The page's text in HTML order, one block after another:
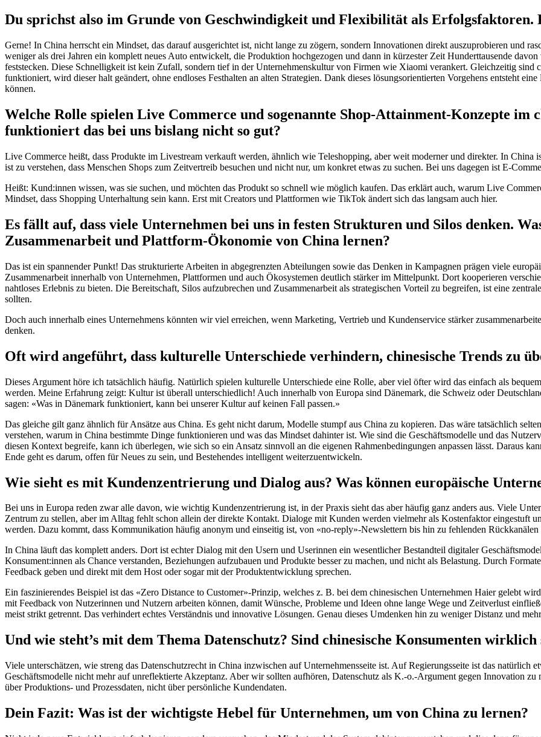
Du sprichst also im Grunde von Geschwindigkeit und Flexibilität als Erfolgsfaktoren.
Gerne! In China herrscht ein Mindset, das darauf ausgerichtet ist, nicht lange zu zögern, sondern Innovationen direkt auszuprobieren und
weniger als drei Jahren ein komplett neues Auto entwickelt, die Produktion hochgezogen und dann in kürzester Zeit Hunderttausende
feststecken. Diese Schnelligkeit ist kein Zufall, sondern tief in der Unternehmenskultur von Firmen wie Xiaomi verankert. Gleichzeitig sind
funktioniert, wird dieser halt geändert, ohne endloses Festhalten an alten Strategien. Dank dieses lösungsorientierten Vorgehens entsteht
können.
Welche Rolle spielen Live Commerce und sogenannte Shop-Attainment-Konzepte im
funktioniert das bei uns bislang nicht so gut?
Live Commerce heißt, dass Produkte im Livestream verkauft werden, ähnlich wie Teleshopping, aber weit moderner und direkter. In
ist zu verstehen, dass Menschen Shops zum Zeitvertreib besuchen und nicht nur, um konkret etwas zu suchen. Bei uns dagegen ist E-
Heißt: Kund:innen wissen, was sie suchen, und möchten das Produkt so schnell wie möglich kaufen. Das erklärt auch, warum Live
Mindset, dass Shopping Unterhaltung sein kann. Erst mit Creators und Plattformen wie TikTok ändert sich das langsam auch hier.
Es fällt auf, dass viele Unternehmen bei uns in festen Strukturen und Silos denken.
Zusammenarbeit und Plattform-Ökonomie von China lernen?
Das ist ein spannender Punkt! Das strukturierte Arbeiten in abgegrenzten Abteilungen sowie das Denken in Kampagnen prägen viele
Zusammenarbeit innerhalb von Unternehmen, Plattformen und auch Ökosystemen deutlich stärker im Mittelpunkt. Dort kooperieren
nahtloses Erlebnis zu bieten. Die Bereitschaft, Silos aufzubrechen und Zusammenarbeit als strategischen Vorteil zu begreifen, ist eine
sollten.
Doch auch innerhalb eines Unternehmens könnten wir viel erreichen, wenn Marketing, Vertrieb und Kundenservice stärker
denken.
Oft wird angeführt, dass kulturelle Unterschiede verhindern, chinesische Trends zu
Dieses Argument höre ich tatsächlich häufig. Natürlich spielen kulturelle Unterschiede eine Rolle, aber viel öfter wird das einfach als
werden. Meine Erfahrung zeigt: Kultur ist überall unterschiedlich! Auch innerhalb von Europa sind Dänemark, die Schweiz oder
sagen: «Was in Dänemark funktioniert, kann bei unserer Kultur auf keinen Fall passen.»
Das gleiche gilt ganz ähnlich für Ansätze aus China. Es geht nicht darum, Modelle stumpf aus China zu kopieren. Das wäre tatsächlich
verstehen, warum in China bestimmte Dinge funktionieren und was das Mindset dahinter ist. Wie sind die Geschäftsmodelle und das
diesen Kontext begreife, kann ich überlegen, wie sich so ein Ansatz sinnvoll an die eigenen Rahmenbedingungen anpassen lässt. Daraus
Ende geht es darum, offen für Neues zu sein, und Bestehendes intelligent weiterzuentwickeln.
Wie sieht es mit Kundenzentrierung und Dialog aus? Was können europäische
Bei uns in Europa reden zwar alle davon, wie wichtig Kundenzentrierung ist, in der Praxis sieht das aber häufig ganz anders aus. Viele
Zentrum zu stellen, aber im Alltag fehlt schon allein der direkte Kontakt. Dialoge mit Kunden werden vielmehr als Kostenfaktor eingestuft
werden. Dazu kommt, dass Kommunikation häufig anonym und einseitig ist, von «no-reply»-Newslettern bis hin zu fehlenden
In China läuft das komplett anders. Dort ist echter Dialog mit den Usern und Userinnen ein wesentlicher Bestandteil digitaler
Konsument:innen als Chance verstanden, Beziehungen aufzubauen und Produkte besser zu machen, und nicht als Belastung. Durch
Feedback geben und direkt mit dem Host oder sogar mit der Produktentwicklung sprechen.
Ein faszinierendes Beispiel ist das «Zero Distance to Customer»-Prinzip, welches z. B. bei dem chinesischen Unternehmen Haier gelebt
mit Feedback von Nutzerinnen und Nutzern arbeiten können, damit Wünsche, Probleme und Ideen ohne lange Wege und Zeitverlust
meist strikt getrennt. Das verhindert echtes Verständnis und innovative Lösungen. Genau dieses Umdenken hin zu weniger Distanz und
Und wie steht’s mit dem Thema Datenschutz? Sind chinesische Konsumenten wirklich
Viele unterschätzen, wie streng das Datenschutzrecht in China inzwischen auf Unternehmensseite ist. Auf Regierungsseite ist das natürlich
Geschäftsmodelle nicht mehr auf unreflektierte Akzeptanz. Aber wir sollten aufhören, Datenschutz als K.-o.-Argument gegen Innovation
über Produktions- und Prozessdaten, nicht über persönliche Kundendaten.
Dein Fazit: Was ist der wichtigste Hebel für Unternehmen, um von China zu lernen?